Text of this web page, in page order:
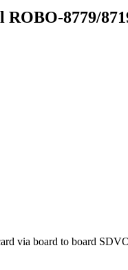
8779/
via board to board